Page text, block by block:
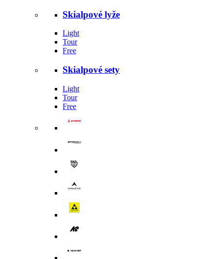
Skialpové lyže
Light
Tour
Free
Skialpové sety
Light
Tour
Free